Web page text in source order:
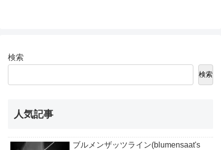
検索
検索
人気記事
ブルメンザッツライン(blumensaat's